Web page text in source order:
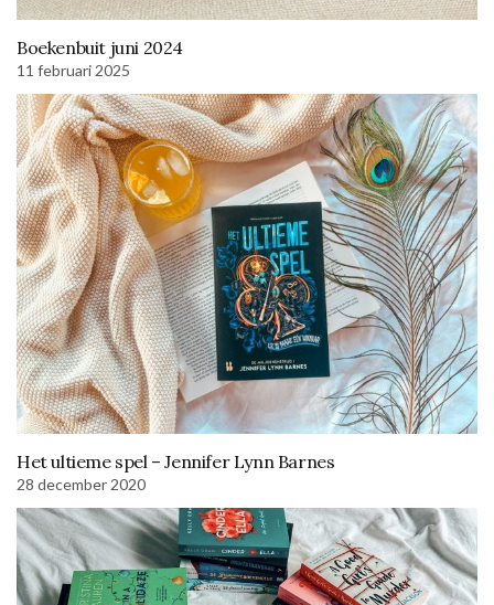
Boekenbuit juni 2024
11 februari 2025
Het ultieme spel – Jennifer Lynn Barnes
28 december 2020